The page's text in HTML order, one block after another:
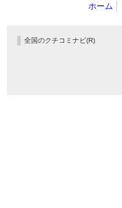
ホーム
全国のクチコミナビ(R)